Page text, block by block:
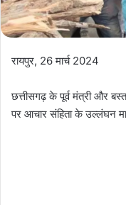
रायपुर, 26 मार्च 2024
छत्तीसगढ़ के पूर्व मंत्री और
पर आचार संहिता के उल्लंघन